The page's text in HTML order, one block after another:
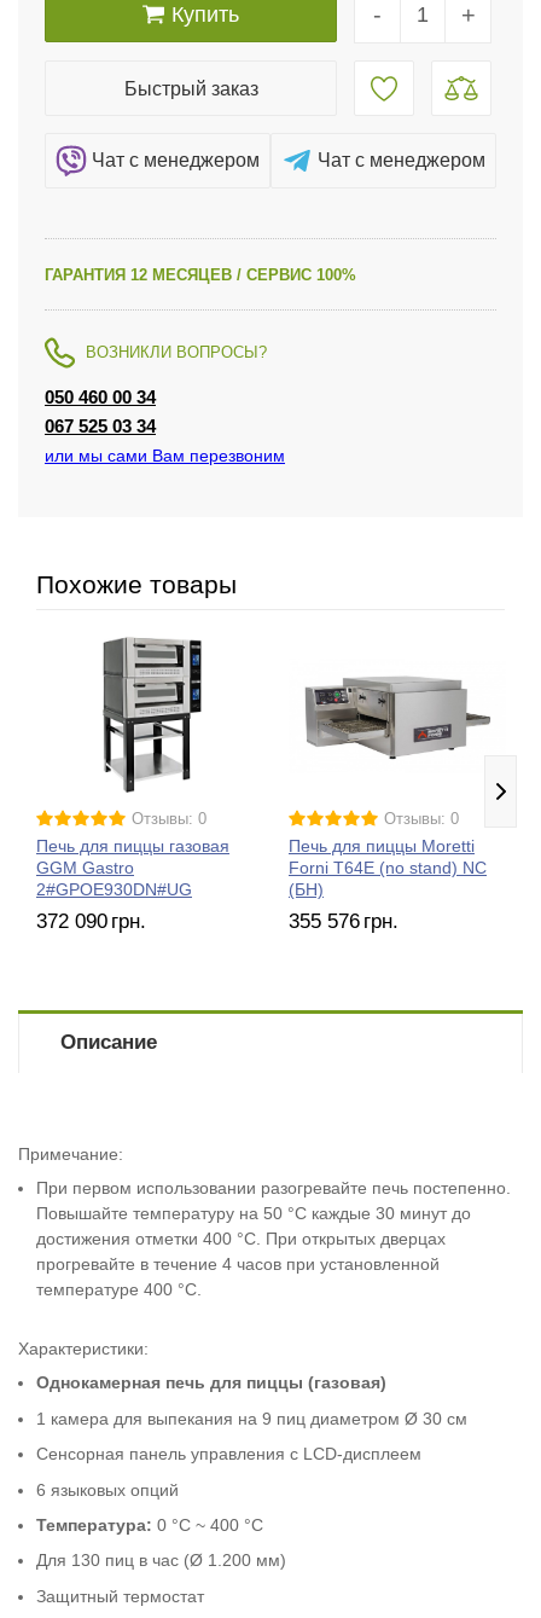
- +
Купить
Быстрый заказ
Чат c менеджером Чат c менеджером
ГАРАНТИЯ 12 МЕСЯЦЕВ / СЕРВИС 100%
ВОЗНИКЛИ ВОПРОСЫ?
050 460 00 34
067 525 03 34
или мы сами Вам перезвоним
Похожие товары
Отзывы: 0
Печь для пиццы газовая
GGM Gastro
2#GPOE930DN#UG
372 090 грн.
Отзывы: 0
Печь для пиццы Moretti
Forni T64E (no stand) NC
(БН)
355 576 грн.
Описание
Примечание:
При первом использовании разогревайте печь постепенно.
Повышайте температуру на 50 °C каждые 30 минут до
достижения отметки 400 °C. При открытых дверцах
прогревайте в течение 4 часов при установленной
температуре 400 °C.
Характеристики:
Однокамерная печь для пиццы (газовая)
1 камера для выпекания на 9 пиц диаметром Ø 30 см
Сенсорная панель управления с LCD-дисплеем
6 языковых опций
Температура: 0 °C ~ 400 °C
Для 130 пиц в час (Ø 1.200 мм)
Защитный термостат